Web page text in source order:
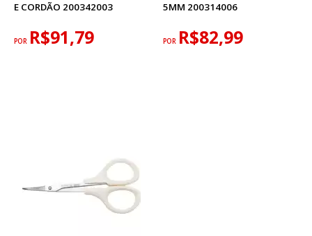
E CORDÃO 200342003
POR R$91,79
5MM 200314006
POR R$82,99